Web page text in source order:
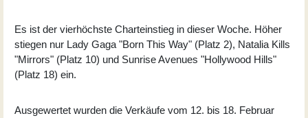
Es ist der vierhöchste Charteinstieg in dieser Woche. Höher
stiegen nur Lady Gaga "Born This Way" (Platz 2), Natalia Kills
"Mirrors" (Platz 10) und Sunrise Avenues "Hollywood Hills"
(Platz 18) ein.
Ausgewertet wurden die Verkäufe vom 12. bis 18. Februar